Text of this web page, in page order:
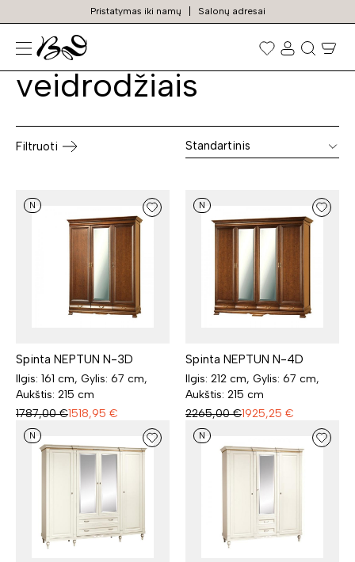
Pristatymas iki namų Salonų adresai
Prekių
paieška
Spintos su
veidrodžiais
Filtruoti Standartinis
N
Spinta NEPTUN N-3D
Ilgis: 161 cm, Gylis: 67 cm,
Aukštis: 215 cm
1787,00 €1518,95 €
N
Spinta NEPTUN N-4D
Ilgis: 212 cm, Gylis: 67 cm,
Aukštis: 215 cm
2265,00 €1925,25 €
N N